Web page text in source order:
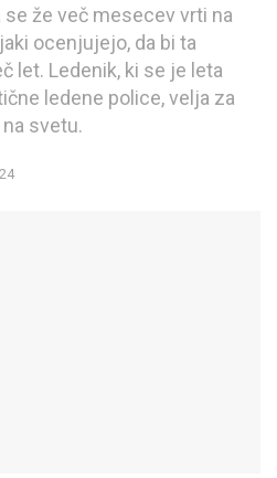
že več mesecev vrti na
ocenjujejo, da bi ta
let. Ledenik, ki se je leta
ledene police, velja za
svetu.